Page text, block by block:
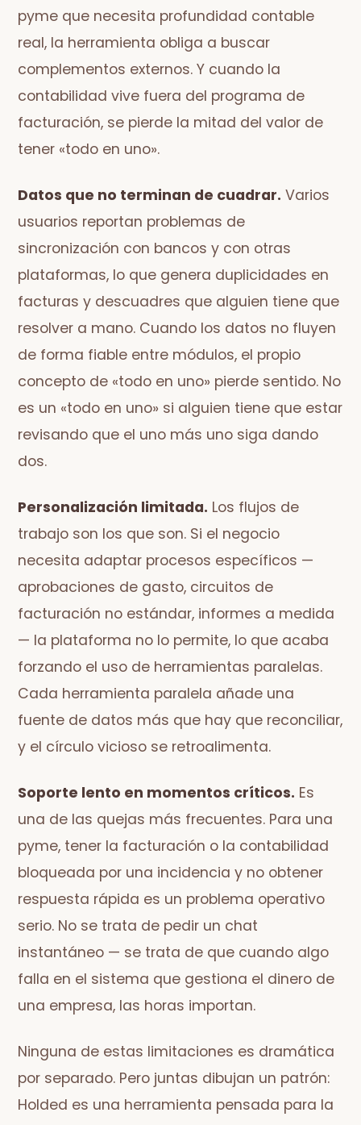
pyme que necesita profundidad contable
real, la herramienta obliga a buscar
complementos externos. Y cuando la
contabilidad vive fuera del programa de
facturación, se pierde la mitad del valor de
tener «todo en uno».
Datos que no terminan de cuadrar. Varios
usuarios reportan problemas de
sincronización con bancos y con otras
plataformas, lo que genera duplicidades en
facturas y descuadres que alguien tiene que
resolver a mano. Cuando los datos no fluyen
de forma fiable entre módulos, el propio
concepto de «todo en uno» pierde sentido. No
es un «todo en uno» si alguien tiene que estar
revisando que el uno más uno siga dando
dos.
Personalización limitada. Los flujos de
trabajo son los que son. Si el negocio
necesita adaptar procesos específicos —
aprobaciones de gasto, circuitos de
facturación no estándar, informes a medida
— la plataforma no lo permite, lo que acaba
forzando el uso de herramientas paralelas.
Cada herramienta paralela añade una
fuente de datos más que hay que reconciliar,
y el círculo vicioso se retroalimenta.
Soporte lento en momentos críticos. Es
una de las quejas más frecuentes. Para una
pyme, tener la facturación o la contabilidad
bloqueada por una incidencia y no obtener
respuesta rápida es un problema operativo
serio. No se trata de pedir un chat
instantáneo — se trata de que cuando algo
falla en el sistema que gestiona el dinero de
una empresa, las horas importan.
Ninguna de estas limitaciones es dramática
por separado. Pero juntas dibujan un patrón:
Holded es una herramienta pensada para la